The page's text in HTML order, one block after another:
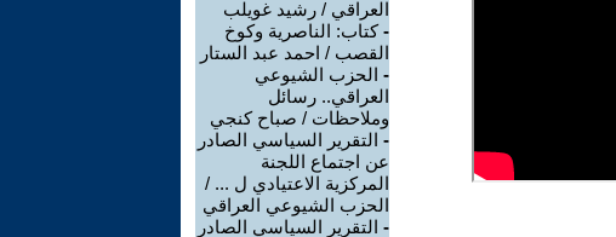
العراقي / رشيد غويلب
-كتاب: الناصرية وكوخ
القصب / احمد عبد الستار
- الحزب الشيوعي
العراقي.. رسائل
وملاحظات / صباح كنجي
- التقرير السياسي الصادر
عن اجتماع اللجنة
المركزية الاعتيادي ل ... /
الحزب الشيوعي العراقي
- التقرير السياسي الصادر